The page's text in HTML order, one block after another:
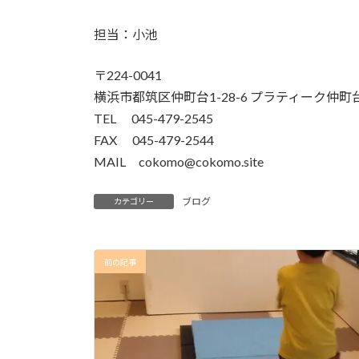
担当：小池
〒224-0041
横浜市都筑区仲町台1-28-6 プラティーク仲町
TEL 045-479-2545
FAX 045-479-2544
MAIL cokomo@cokomo.site
カテゴリー ブログ
前の記事